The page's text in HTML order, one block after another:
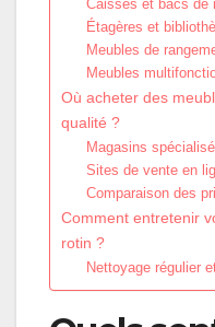
Caisses et bacs de
Étagères et
Meubles de
Meubles
Où acheter des
qualité ?
Magasins
Sites de vente en
Comparaison des
Comment entretenir
rotin ?
Nettoyage régulier